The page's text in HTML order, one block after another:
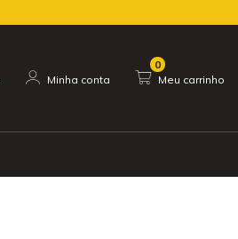
Minha conta Meu carrinho
0